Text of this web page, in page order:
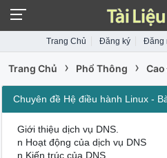
Trang Chủ Đăng ký Đăng
Trang Chủ › Phổ Thông ›
Chuyên đề Hệ điều hành Linux -
Giới thiệu dịch vụ DNS.
n Hoạt động của dịch vụ DNS
n Kiến trúc của DNS